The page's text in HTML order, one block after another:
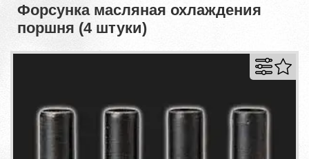
Форсунка масляная охлаждения
поршня (4 штуки)